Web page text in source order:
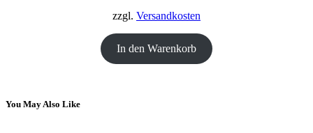
zzgl. Versandkosten
In den Warenkorb
You May Also Like